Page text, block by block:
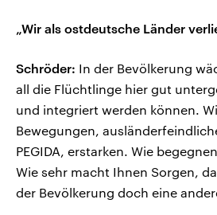
„Wir als ostdeutsche Länder
Schröder: In der Bevölkerung
all die Flüchtlinge hier gut
und integriert werden können.
Bewegungen,
PEGIDA, erstarken. Wie
Wie sehr macht Ihnen Sorgen,
der Bevölkerung doch eine